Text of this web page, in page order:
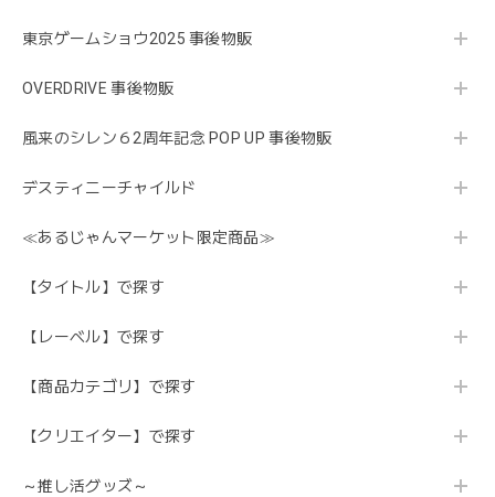
東京ゲームショウ2025 事後物販
OVERDRIVE 事後物販
風来のシレン６2周年記念 POP UP 事後物販
デスティニーチャイルド
≪あるじゃんマーケット限定商品≫
【タイトル】で探す
【レーベル】で探す
【商品カテゴリ】で探す
【クリエイター】で探す
～推し活グッズ～